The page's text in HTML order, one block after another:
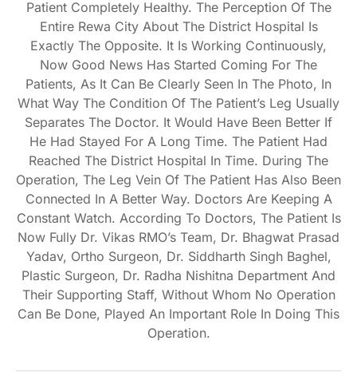
Patient Completely Healthy. The Perception Of The
Entire Rewa City About The District Hospital Is
Exactly The Opposite. It Is Working Continuously,
Now Good News Has Started Coming For The
Patients, As It Can Be Clearly Seen In The Photo, In
What Way The Condition Of The Patient’s Leg Usually
Separates The Doctor. It Would Have Been Better If
He Had Stayed For A Long Time. The Patient Had
Reached The District Hospital In Time. During The
Operation, The Leg Vein Of The Patient Has Also Been
Connected In A Better Way. Doctors Are Keeping A
Constant Watch. According To Doctors, The Patient Is
Now Fully Dr. Vikas RMO’s Team, Dr. Bhagwat Prasad
Yadav, Ortho Surgeon, Dr. Siddharth Singh Baghel,
Plastic Surgeon, Dr. Radha Nishitna Department And
Their Supporting Staff, Without Whom No Operation
Can Be Done, Played An Important Role In Doing This
Operation.